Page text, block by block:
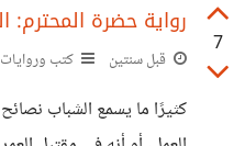
وجود رعاية صحية وغذائية
2008، وانهزمت، فعقدت
7
رواية حضرة
قبل سنتين كتب وروايات
كثيرًا ما يسمع الشباب